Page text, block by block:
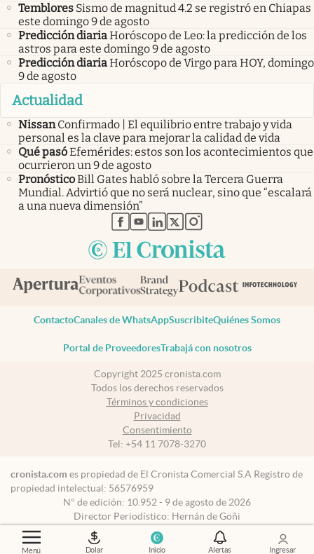
Menú Dolar Inicio Alertas Ingresar
Temblores Sismo de magnitud 4.2 se registró en Chiapas
este domingo 9 de agosto
Predicción diariaHoróscopo de Leo: la predicción de los
astros para este domingo 9 de agosto
Predicción diariaHoróscopo de Virgo para HOY, domingo
9 de agosto
Actualidad
Nissan Confirmado | El equilibrio entre trabajo y vida
personal es la clave para mejorar la calidad de vida
Qué pasóEfemérides: estos son los acontecimientos que
ocurrieron un 9 de agosto
PronósticoBill Gates habló sobre la Tercera Guerra
Mundial. Advirtió que no será nuclear, sino que “escalará
a una nueva dimensión”
abre en nueva pestaña
abre en nueva pestaña
abre en nueva pestaña
abre en nueva pestaña
abre en nueva pestaña
ContactoCanales de WhatsAppSuscribiteQuiénes Somos
Portal de ProveedoresTrabajá con nosotros
Copyright 2025 cronista.com
Todos los derechos reservados
Términos y condiciones
Privacidad
Consentimiento
Tel: +54 11 7078-3270
cronista.com es propiedad de El Cronista Comercial S.A Registro de
propiedad intelectual: 56576959
N° de edición: 10.952 - 9 de agosto de 2026
Director Periodístico: Hernán de Goñi